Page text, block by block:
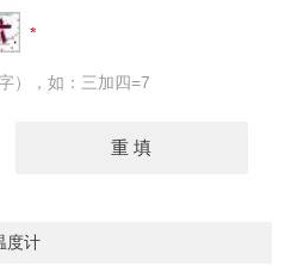
），如：三加四=7
度计